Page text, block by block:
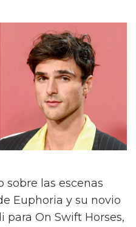
sobre las escenas
Euphoria y su novio
para On Swift Horses,